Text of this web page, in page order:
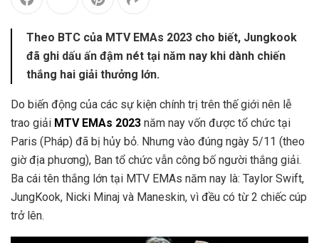
Theo BTC của MTV EMAs 2023 cho biết, Jungkook
đã ghi dấu ấn đậm nét tại năm nay khi dành chiến
thắng hai giải thưởng lớn.
Do biến động của các sự kiện chính trị trên thế giới nên lễ
trao giải MTV EMAs 2023 năm nay vốn được tổ chức tại
Paris (Pháp) đã bị hủy bỏ. Nhưng vào đúng ngày 5/11 (theo
giờ địa phương), Ban tổ chức vẫn công bố người thắng giải.
Ba cái tên thắng lớn tại MTV EMAs năm nay là: Taylor Swift,
JungKook, Nicki Minaj và Maneskin, vì đều có từ 2 chiếc cúp
trở lên.